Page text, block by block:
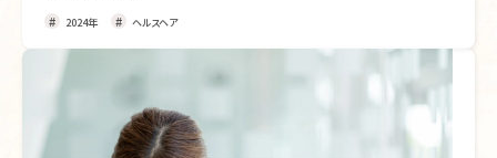
2024年 ヘルスヘア